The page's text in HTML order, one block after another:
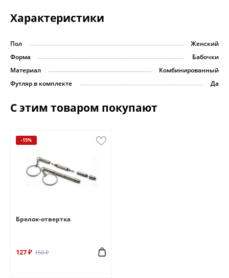
Характеристики
Пол
Женский
Форма
Бабочки
Материал
Комбинированный
Футляр в комплекте
Да
С этим товаром покупают
-15%
Брелок-отвертка
127 ₽ 150 ₽